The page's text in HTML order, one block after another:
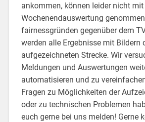
ankommen, können leider nicht
Wochenendauswertung
fairnessgründen gegenüber dem
werden alle Ergebnisse mit Bildern
aufgezeichneten Strecke. Wir
Meldungen und Auswertungen
automatisieren und zu
Fragen zu Möglichkeiten der
oder zu technischen Problemen
euch gerne bei uns melden! Gerne